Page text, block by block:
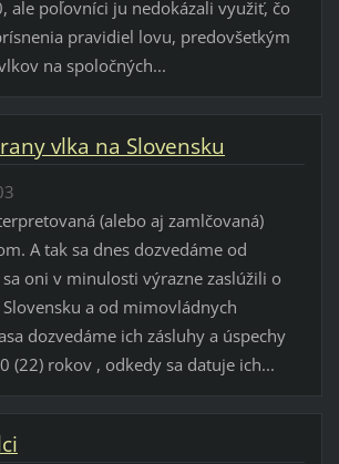
ale poľovníci ju nedokázali využiť, čo
pravidiel lovu, predovšetkým
na spoločných...
vlka na Slovensku
(alebo aj zamlčovaná)
A tak sa dnes dozvedáme od
oni v minulosti výrazne zaslúžili o
a od mimovládnych
dozvedáme ich zásluhy a úspechy
(22) rokov , odkedy sa datuje ich...